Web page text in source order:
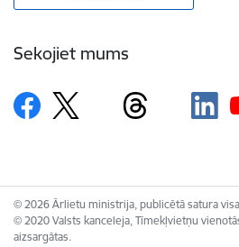
Sekojiet mums
© 2026 Ārlietu ministrija, publicētā satura
© 2020 Valsts kanceleja, Tīmekļvietņu
aizsargātas.